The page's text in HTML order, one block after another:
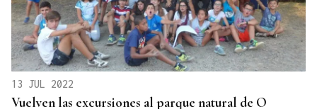
13 JUL 2022
Vuelven las excursiones al parque natural de O